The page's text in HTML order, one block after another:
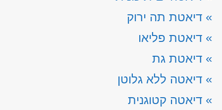
» דיאטת תה ירוק
» דיאטת פליאו
» דיאטת גת
» דיאטה ללא גלוטן
» דיאטה קטוגנית